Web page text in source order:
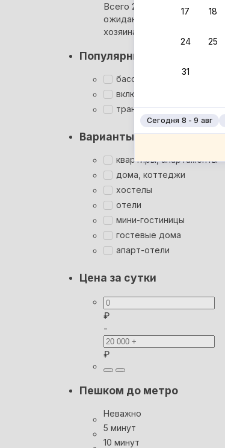
17 18
24 25
31
Сегодня 8 - 9 авг
Всего 2 минуты, без
ожидания ответа от
хозяина
Популярные фильтры
бассейн
включён завтрак
трансфер
Варианты размещения
квартиры, апартаменты
дома, коттеджи
хостелы
отели
мини-гостиницы
гостевые дома
апарт-отели
Цена за сутки
₽
-
₽
Пешком до метро
Неважно
5 минут
10 минут